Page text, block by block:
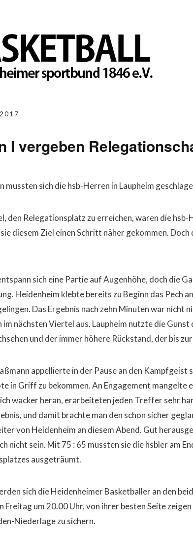
I vergeben
mussten sich die hsb-Herren in Laupheim
den Relegationsplatz zu erreichen, waren die
diesem Ziel einen Schritt näher gekommen.
sich eine Partie auf Augenhöhe, doch die
Heidenheim klebte bereits zu Beginn das Pech
Das Ergebnis nach zehn Minuten war
im nächsten Viertel aus. Laupheim nutzte die
und der immer höhere Rückstand, der bis
appellierte in der Pause an den Kampfgeist
in Griff zu bekommen. An Engagement mangelte
wacker heran, erarbeiteten jeden Treffer sehr
und damit brachte man den schon sicher
von Heidenheim an diesem Abend. Gut
nicht sein. Mit 75 : 65 mussten sie die hsbler am
ausgeträumt.
sich die Heidenheimer Basketballer an den
Freitag um 20.00 Uhr, von ihrer besten Seite
Niederlage zu sichern.